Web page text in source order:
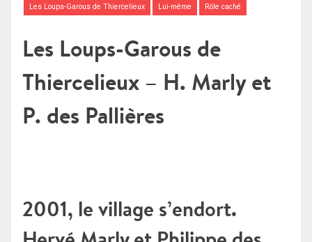
Les Loups-Garous de Thiercelieux Lui-même Rôle caché
Les Loups-Garous de
Thiercelieux – H. Marly et
P. des Pallières
2001, le village s’endort.